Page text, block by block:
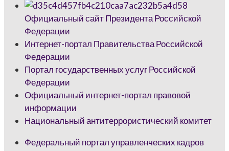
Официальный сайт Президента Российской
Федерации
Интернет-портал Правительства Российской
Федерации
Портал государственных услуг Российской
Федерации
Официальный интернет-портал правовой
информации
Национальный антитеррористический комитет
Федеральный портал управленческих кадров